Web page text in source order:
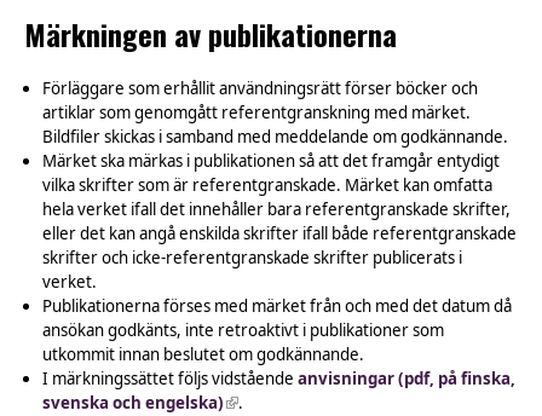
Märkningen av publikationerna
Förläggare som erhållit användningsrätt förser böcker och
artiklar som genomgått referentgranskning med märket.
Bildfiler skickas i samband med meddelande om godkännande.
Märket ska märkas i publikationen så att det framgår entydigt
vilka skrifter som är referentgranskade. Märket kan omfatta
hela verket ifall det innehåller bara referentgranskade skrifter,
eller det kan angå enskilda skrifter ifall både referentgranskade
skrifter och icke-referentgranskade skrifter publicerats i
verket.
Publikationerna förses med märket från och med det datum då
ansökan godkänts, inte retroaktivt i publikationer som
utkommit innan beslutet om godkännande.
I märkningssättet följs vidstående anvisningar (pdf, på finska,
svenska och engelska)(link is external)
.